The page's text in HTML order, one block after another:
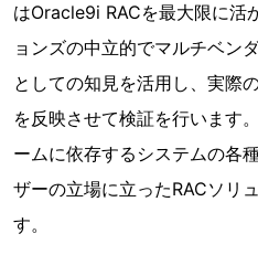
はOracle9i RACを最大限に活
ョンズの中立的でマルチベン
としての知見を活用し、実際
を反映させて検証を行います
ームに依存するシステムの各
ザーの立場に立ったRACソリ
す。